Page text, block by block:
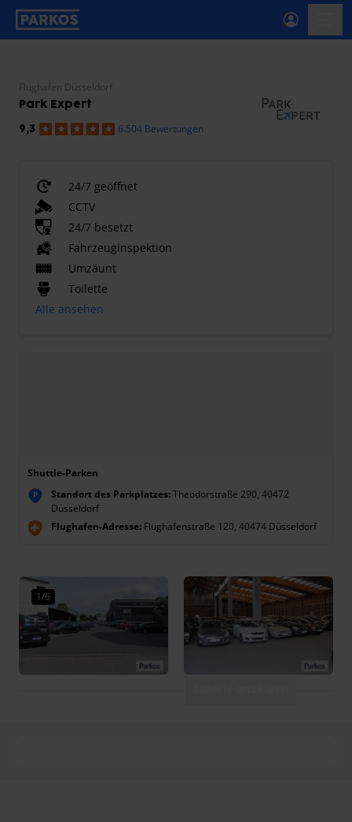
beschriftung-für-primäre-navigation
Flughafen Düsseldorf
Park Expert
9,3 6.504 Bewertungen
24/7 geöffnet
CCTV
24/7 besetzt
Fahrzeuginspektion
Umzäunt
Toilette
Alle ansehen
Shuttle-Parken
P Standort des Parkplatzes:Theodorstraße 290, 40472
Düsseldorf
Flughafen-Adresse: Flughafenstraße 120, 40474 Düsseldorf
1/6